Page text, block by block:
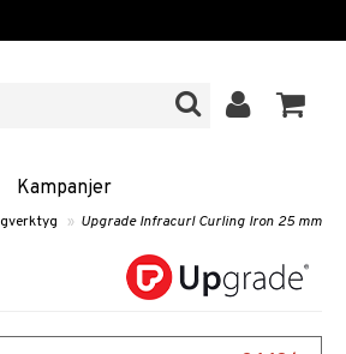
Kampanjer
» Upgrade Infracurl Curling Iron 25 mm